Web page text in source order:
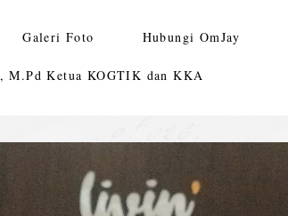
Galeri Foto Hubungi OmJay
M.Pd Ketua KOGTIK dan KKA